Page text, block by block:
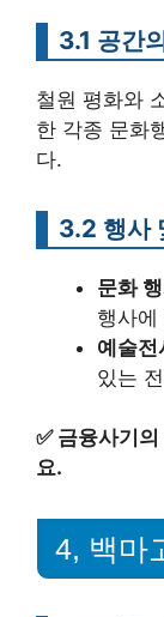
3.1 공간
철원 평화와
한 각종 문화
다.
3.2 행사
문화
행사
예술전
있는
✅ 금융사기의
요.
4, 백마